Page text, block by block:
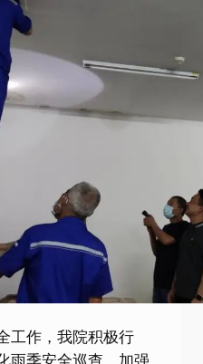
作，我院积极行